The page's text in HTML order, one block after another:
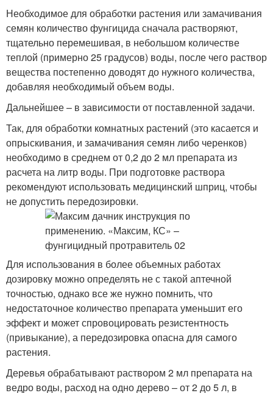
Необходимое для обработки растения или замачивания
семян количество фунгицида сначала растворяют,
тщательно перемешивая, в небольшом количестве
теплой (примерно 25 градусов) воды, после чего раствор
вещества постепенно доводят до нужного количества,
добавляя необходимый объем воды.
Дальнейшее – в зависимости от поставленной задачи.
Так, для обработки комнатных растений (это касается и
опрыскивания, и замачивания семян либо черенков)
необходимо в среднем от 0,2 до 2 мл препарата из
расчета на литр воды. При подготовке раствора
рекомендуют использовать медицинский шприц, чтобы
не допустить передозировки.
Для использования в более объемных работах
дозировку можно определять не с такой аптечной
точностью, однако все же нужно помнить, что
недостаточное количество препарата уменьшит его
эффект и может спровоцировать резистентность
(привыкание), а передозировка опасна для самого
растения.
Деревья обрабатывают раствором 2 мл препарата на
ведро воды, расход на одно дерево – от 2 до 5 л, в